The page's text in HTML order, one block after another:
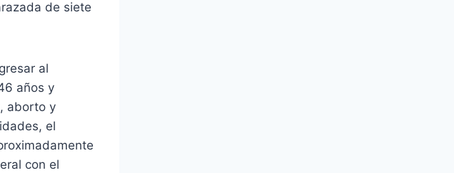
de siete
al
años y
aborto y
el
con el